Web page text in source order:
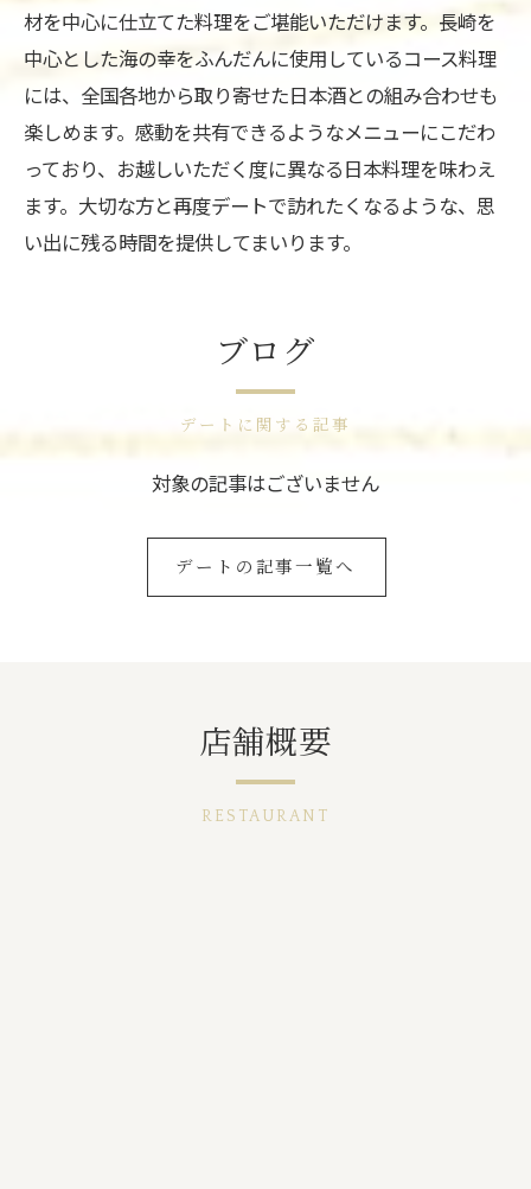
材を中心に仕立てた料理をご堪能いただけます。長崎を
中心とした海の幸をふんだんに使用しているコース料理
には、全国各地から取り寄せた日本酒との組み合わせも
楽しめます。感動を共有できるようなメニューにこだわ
っており、お越しいただく度に異なる日本料理を味わえ
ます。大切な方と再度デートで訪れたくなるような、思
い出に残る時間を提供してまいります。
ブログ
デートに関する記事
対象の記事はございません
デートの記事一覧へ
店舗概要
RESTAURANT